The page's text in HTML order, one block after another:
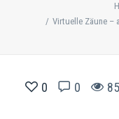
Virtuelle Zäune –
0 0 85